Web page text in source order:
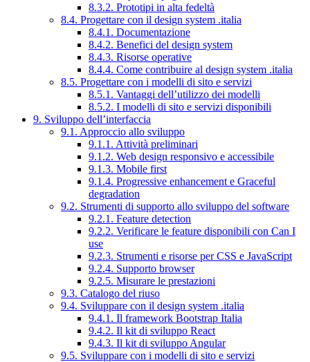
8.3.2. Prototipi in alta fedeltà
8.4. Progettare con il design system .italia
8.4.1. Documentazione
8.4.2. Benefici del design system
8.4.3. Risorse operative
8.4.4. Come contribuire al design system .italia
8.5. Progettare con i modelli di sito e servizi
8.5.1. Vantaggi dell’utilizzo dei modelli
8.5.2. I modelli di sito e servizi disponibili
9. Sviluppo dell’interfaccia
9.1. Approccio allo sviluppo
9.1.1. Attività preliminari
9.1.2. Web design responsivo e accessibile
9.1.3. Mobile first
9.1.4. Progressive enhancement e Graceful
degradation
9.2. Strumenti di supporto allo sviluppo del software
9.2.1. Feature detection
9.2.2. Verificare le feature disponibili con Can I
use
9.2.3. Strumenti e risorse per CSS e JavaScript
9.2.4. Supporto browser
9.2.5. Misurare le prestazioni
9.3. Catalogo del riuso
9.4. Sviluppare con il design system .italia
9.4.1. Il framework Bootstrap Italia
9.4.2. Il kit di sviluppo React
9.4.3. Il kit di sviluppo Angular
9.5. Sviluppare con i modelli di sito e servizi